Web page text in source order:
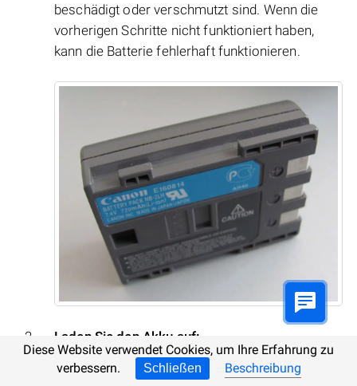
beschädigt oder verschmutzt sind. Wenn die
vorherigen Schritte nicht funktioniert haben,
kann die Batterie fehlerhaft funktionieren.
Laden Sie den Akku auf:
Einige Aktionen mit der Kamera werden mit
Diese Website verwendet Cookies, um Ihre Erfahrung zu
verbessern.
Schließen Beschreibung